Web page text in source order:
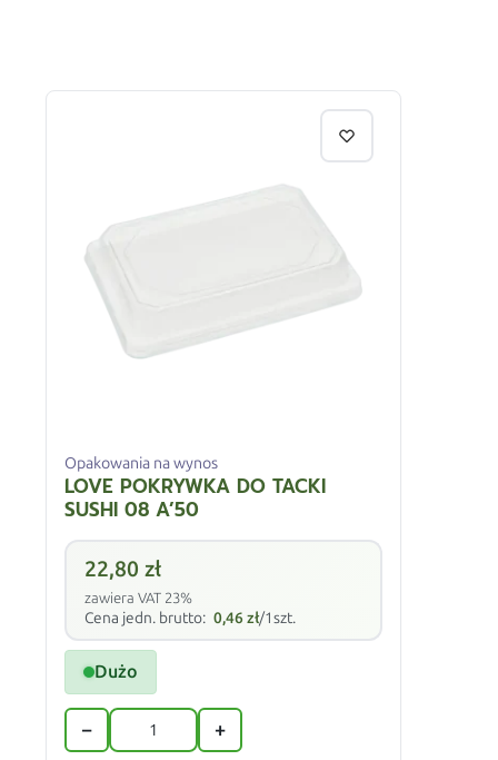
Opakowania na wynos
LOVE POKRYWKA DO TACKI
SUSHI 08 A’50
22,80 zł
zawiera VAT 23%
Cena jedn. brutto: 0,46 zł/1szt.
Dużo
− +